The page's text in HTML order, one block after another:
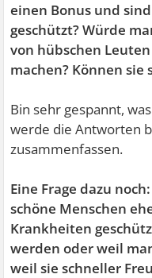
einen Bonus und
geschützt? Würde
von hübschen
machen? Können sie
Bin sehr gespannt,
werde die Antworten
zusammenfassen.
Eine Frage dazu
schöne Menschen
Krankheiten
werden oder weil
weil sie schneller